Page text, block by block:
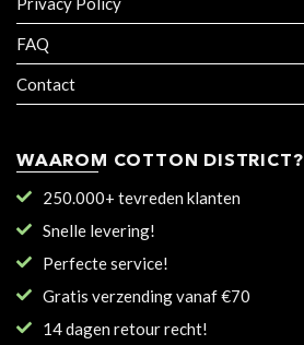
FAQ
Contact
WAAROM COTTON DISTRICT?
250.000+ tevreden klanten
Snelle levering!
Perfecte service!
Gratis verzending vanaf €70
14 dagen retour recht!